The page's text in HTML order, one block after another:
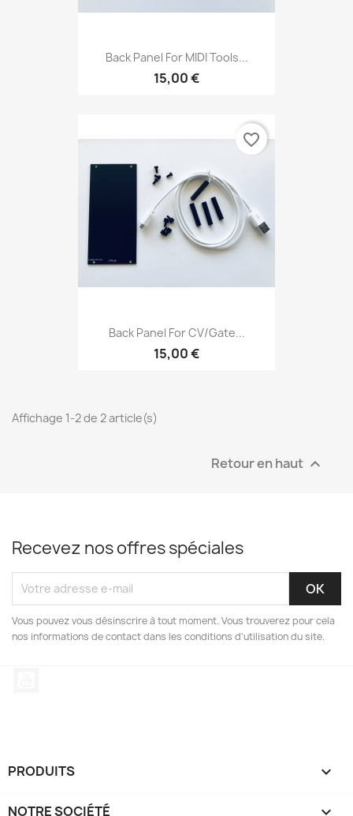
Back Panel For MIDI Tools...
15,00 €
Back Panel For CV/Gate...
15,00 €
favorite_border
Affichage 1-2 de 2 article(s)
Retour en haut 
Recevez nos offres spéciales
Vous pouvez vous désinscrire à tout moment. Vous trouverez pour cela
nos informations de contact dans les conditions d'utilisation du site.
PRODUITS 
NOTRE SOCIÉTÉ 